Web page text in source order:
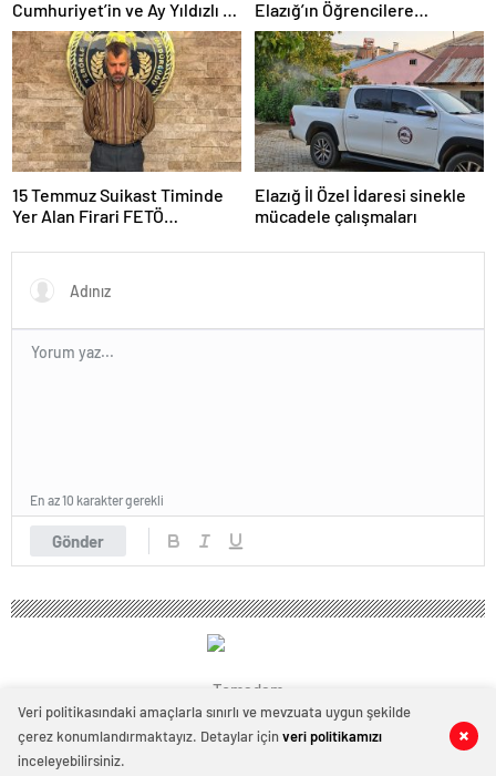
0 0
Cumhuriyet’in ve Ay Yıldızlı Al
Bayrağın Sarsılmaz Kalesidir”
Elazığ’ın Öğrencilere
Sunduğu Avantajları Anlattı
15 Temmuz Suikast Timinde
Yer Alan Firari FETÖ
Elazığ İl Özel İdaresi sinekle
mücadele çalışmaları
Gönder
En az 10 karakter gerekli
Temadam
Veri politikasındaki amaçlarla sınırlı ve mevzuata uygun şekilde
çerez konumlandırmaktayız. Detaylar içinveri politikamızı
inceleyebilirsiniz.